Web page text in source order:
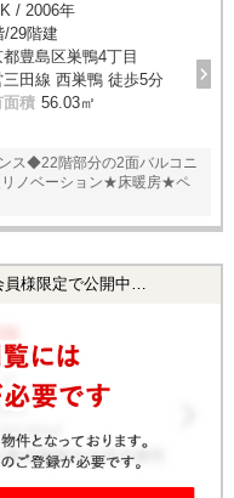
/ 2006年
/29階建
豊島区巣鴨4丁目
三田線 西巣鴨 徒歩5分
面積 56.03㎡
ス◆22階部分の2面バルコニ
ノベーション★床暖房★ペ
限定で公開中！】